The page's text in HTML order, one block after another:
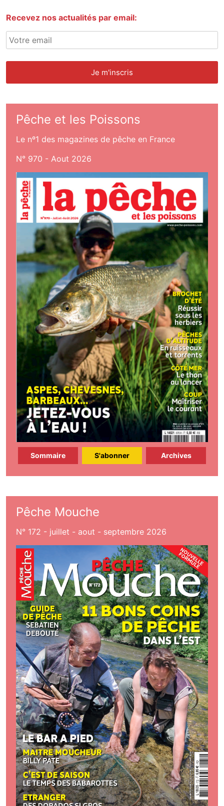
Recevez nos actualités par email:
Pêche et les Poissons
Le nº1 des magazines de pêche en France
N° 970 - Aout 2026
Sommaire S'abonner Archives
Pêche Mouche
N° 172 - juillet - aout - septembre 2026